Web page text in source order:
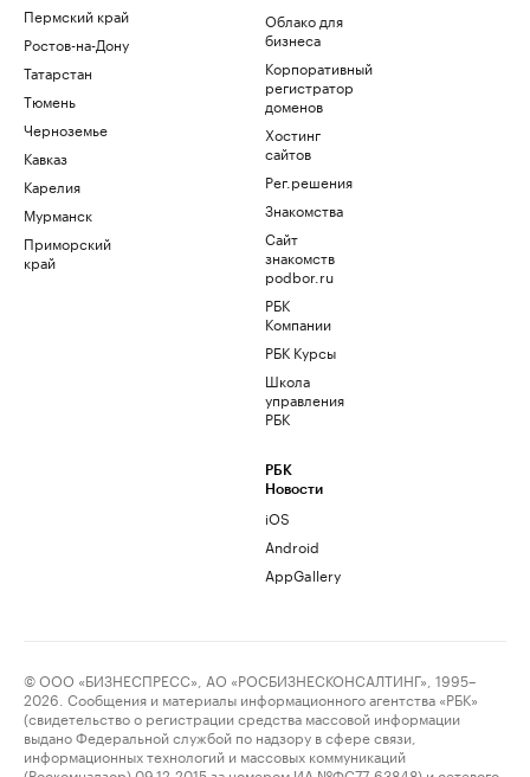
Пермский край
Ростов-на-Дону
Татарстан
Тюмень
Черноземье
Кавказ
Карелия
Мурманск
Приморский
край
Облако для
бизнеса
Корпоративный
регистратор
доменов
Хостинг
сайтов
Рег.решения
Знакомства
Сайт
знакомств
podbor.ru
РБК
Компании
РБК Курсы
Школа
управления
РБК
РБК
Новости
iOS
Android
AppGallery
© ООО «БИЗНЕСПРЕСС», АО «РОСБИЗНЕСКОНСАЛТИНГ», 1995–
2026. Сообщения и материалы информационного агентства «РБК»
(свидетельство о регистрации средства массовой информации
выдано Федеральной службой по надзору в сфере связи,
информационных технологий и массовых коммуникаций